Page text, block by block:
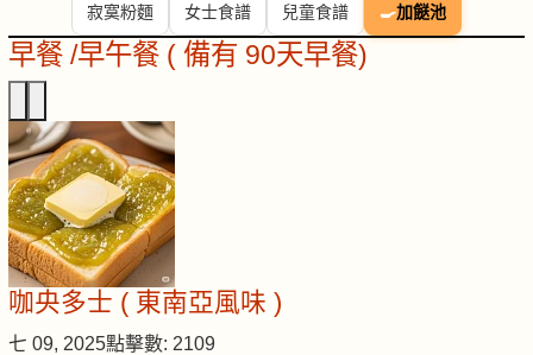
寂寞粉麵 女士食譜 兒童食譜 🍳加餸池
早餐 /早午餐 ( 備有 90天早餐)
咖央多士 ( 東南亞風味 )
七 09, 2025點擊數: 2109